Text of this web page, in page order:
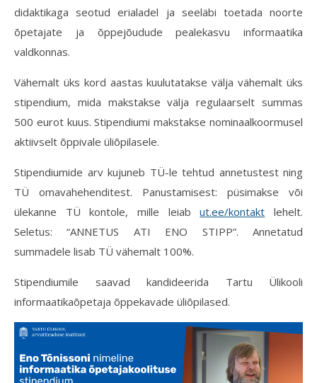
didaktikaga seotud erialadel ja seeläbi toetada noorte
õpetajate ja õppejõudude pealekasvu informaatika
valdkonnas.
Vähemalt üks kord aastas kuulutatakse välja vähemalt üks
stipendium, mida makstakse välja regulaarselt summas
500 eurot kuus. Stipendiumi makstakse nominaalkoormusel
aktiivselt õppivale üliõpilasele.
Stipendiumide arv kujuneb TÜ-le tehtud annetustest ning
TÜ omavahehenditest. Panustamisest: püsimakse või
ülekanne TÜ kontole, mille leiabut.ee/kontakt lehelt.
Seletus: “ANNETUS ATI ENO STIPP”. Annetatud
summadele lisab TÜ vähemalt 100%.
Stipendiumile saavad kandideerida Tartu Ülikooli
informaatikaõpetaja õppekavade üliõpilased.